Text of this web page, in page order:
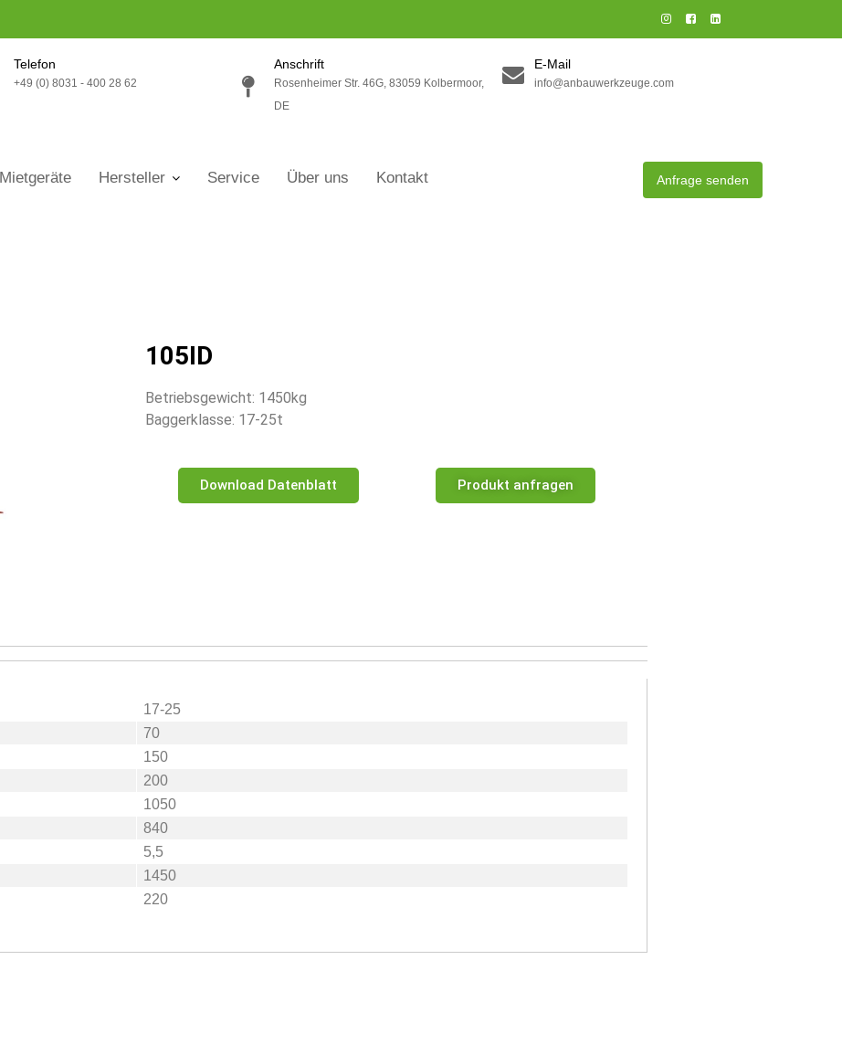
Telefon
+49 (0) 8031 - 400 28 62
Anschrift
Rosenheimer Str. 46G, 83059 Kolbermoor,
DE
E-Mail
info@anbauwerkzeuge.com
Anfrage senden
Mietgeräte Hersteller Service Über uns Kontakt
105ID
Betriebsgewicht: 1450kg
Baggerklasse: 17-25t
Download Datenblatt Produkt anfragen
17-25
70
150
200
1050
840
5,5
1450
220